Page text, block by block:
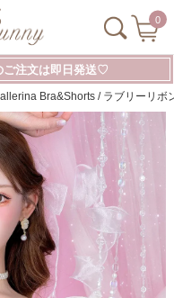
0
ご注文は即日発送♡
Bra&Shorts / ラブリーリ